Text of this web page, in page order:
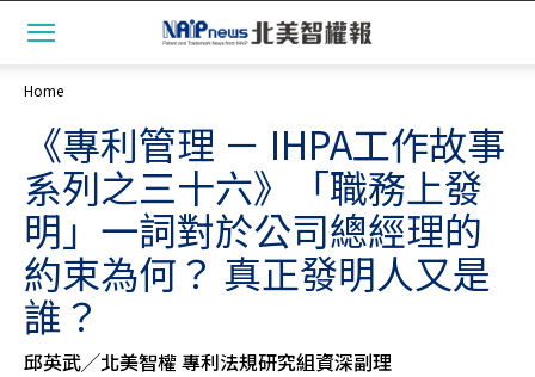
Home
《專利管理 － IHPA工作故事
系列之三十六》「職務上發
明」一詞對於公司總經理的
約束為何？ 真正發明人又是
誰？
邱英武╱北美智權 專利法規研究組資深副理